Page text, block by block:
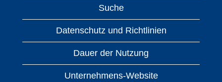
Suche
Datenschutz und Richtlinien
Dauer der Nutzung
Unternehmens-Website